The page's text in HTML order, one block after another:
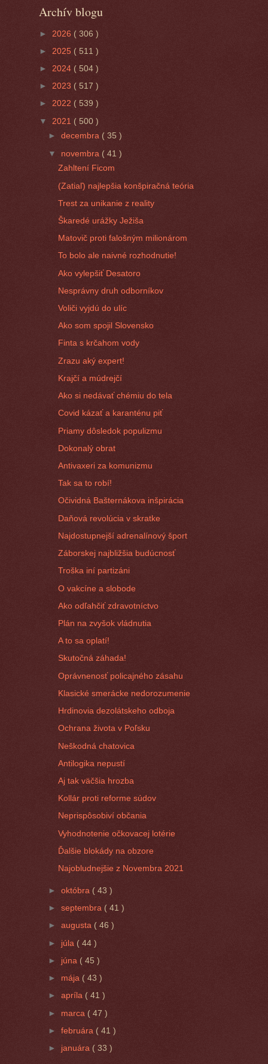
Archív blogu
► 2026 ( 306 )
► 2025 ( 511 )
► 2024 ( 504 )
► 2023 ( 517 )
► 2022 ( 539 )
▼ 2021 ( 500 )
►decembra ( 35 )
▼ novembra ( 41 )
Zahltení Ficom
(Zatiaľ) najlepšia konšpiračná teória
Trest za unikanie z reality
Škaredé urážky Ježiša
Matovič proti falošným milionárom
To bolo ale naivné rozhodnutie!
Ako vylepšiť Desatoro
Nesprávny druh odborníkov
Voliči vyjdú do ulíc
Ako som spojil Slovensko
Finta s krčahom vody
Zrazu aký expert!
Krajčí a múdrejčí
Ako si nedávať chémiu do tela
Covid kázať a karanténu piť
Priamy dôsledok populizmu
Dokonalý obrat
Antivaxeri za komunizmu
Tak sa to robí!
Očividná Bašternákova inšpirácia
Daňová revolúcia v skratke
Najdostupnejší adrenalínový šport
Záborskej najbližšia budúcnosť
Troška iní partizáni
O vakcíne a slobode
Ako odľahčiť zdravotníctvo
Plán na zvyšok vládnutia
A to sa oplatí!
Skutočná záhada!
Oprávnenosť policajného zásahu
Klasické smerácke nedorozumenie
Hrdinovia dezolátskeho odboja
Ochrana života v Poľsku
Neškodná chatovica
Antilogika nepustí
Aj tak väčšia hrozba
Kollár proti reforme súdov
Neprispôsobiví občania
Vyhodnotenie očkovacej lotérie
Ďalšie blokády na obzore
Najobludnejšie z Novembra 2021
►októbra ( 43 )
►septembra ( 41 )
►augusta ( 46 )
► júla ( 44 )
► júna ( 45 )
► mája( 43 )
►apríla ( 41 )
► marca( 47 )
►februára ( 41 )
► januára( 33 )